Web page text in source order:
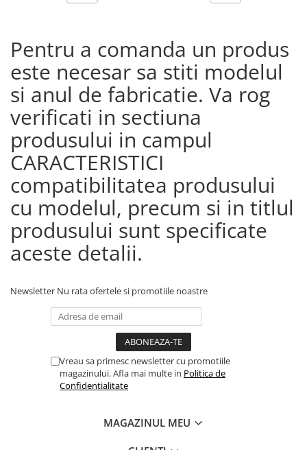
Pentru a comanda un produs
este necesar sa stiti modelul
si anul de fabricatie. Va rog
verificati in sectiuna
produsului in campul
CARACTERISTICI
compatibilitatea produsului
cu modelul, precum si in titlul
produsului sunt specificate
aceste detalii.
Newsletter Nu rata ofertele si promotiile noastre
Vreau sa primesc newsletter cu promotiile
magazinului. Afla mai multe in Politica de
Confidentialitate
MAGAZINUL MEU